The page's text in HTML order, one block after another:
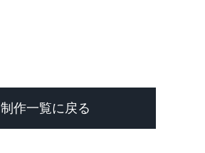
制作一覧に戻る